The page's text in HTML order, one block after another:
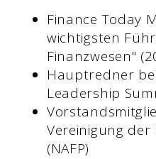
Finance Today
wichtigsten
Finanzwesen"
Hauptredner
Leadership
Vereinigung
(NAFP)